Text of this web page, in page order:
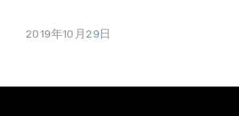
2019年10月29日